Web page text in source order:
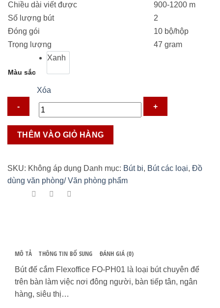
Chiều dài viết được
900-1200 m
Số lượng bút
2
Đóng gói
10 bộ/hộp
Trọng lượng
47 gram
Màu sắc
Xanh
Xóa
Bút
Flexoffice
FO-
PH01
THÊM VÀO GIỎ HÀNG
SKU: Không áp dụng Danh mục: Bút bi, Bút các loại, Đồ
dùng văn phòng/ Văn phòng phẩm
MÔ TẢ THÔNG TIN BỔ SUNG ĐÁNH GIÁ (0)
Bút đế cắm Flexoffice FO-PH01 là loại bút chuyên để
trên bàn làm việc nơi đông người, bàn tiếp tân, ngân
hàng, siêu thị…